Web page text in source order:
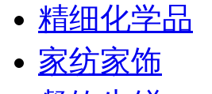
精细化学品
家纺家饰